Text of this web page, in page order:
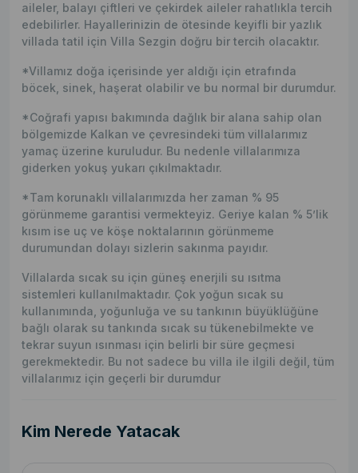
aileler, balayı çiftleri ve çekirdek aileler rahatlıkla tercih
edebilirler. Hayallerinizin de ötesinde keyifli bir yazlık
villada tatil için Villa Sezgin doğru bir tercih olacaktır.
*Villamız doğa içerisinde yer aldığı için etrafında
böcek, sinek, haşerat olabilir ve bu normal bir durumdur.
*Coğrafi yapısı bakımında dağlık bir alana sahip olan
bölgemizde Kalkan ve çevresindeki tüm villalarımız
yamaç üzerine kuruludur. Bu nedenle villalarımıza
giderken yokuş yukarı çıkılmaktadır.
*Tam korunaklı villalarımızda her zaman % 95
görünmeme garantisi vermekteyiz. Geriye kalan % 5’lik
kısım ise uç ve köşe noktalarının görünmeme
durumundan dolayı sizlerin sakınma payıdır.
Villalarda sıcak su için güneş enerjili su ısıtma
sistemleri kullanılmaktadır. Çok yoğun sıcak su
kullanımında, yoğunluğa ve su tankının büyüklüğüne
bağlı olarak su tankında sıcak su tükenebilmekte ve
tekrar suyun ısınması için belirli bir süre geçmesi
gerekmektedir. Bu not sadece bu villa ile ilgili değil, tüm
villalarımız için geçerli bir durumdur
Kim Nerede Yatacak